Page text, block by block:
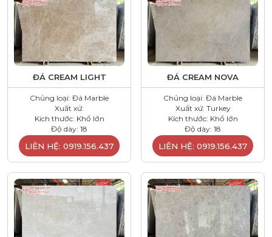
ĐÁ CREAM LIGHT
Chủng loại: Đá Marble
Xuất xứ:
Kích thước: Khổ lớn
Độ dày: 18
LIÊN HỆ: 0919.156.437
ĐÁ CREAM NOVA
Chủng loại: Đá Marble
Xuất xứ: Turkey
Kích thước: Khổ lớn
Độ dày: 18
LIÊN HỆ: 0919.156.437